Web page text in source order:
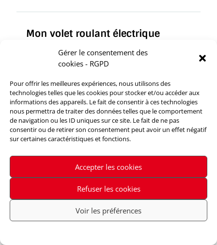
Gérer le consentement des
cookies - RGPD
Pour offrir les meilleures expériences, nous utilisons des
technologies telles que les cookies pour stocker et/ou accéder aux
informations des appareils. Le fait de consentir à ces technologies
nous permettra de traiter des données telles que le comportement
de navigation ou les ID uniques sur ce site. Le fait de ne pas
consentir ou de retirer son consentement peut avoir un effet négatif
sur certaines caractéristiques et fonctions.
Accepter les cookies
Refuser les cookies
Voir les préférences
Mon volet roulant électrique
est très lent et fait du bruit,
que puis-je faire ?
Peut-on remplacer un
moteur de volet roulant sans
démonter tout le volet ?
Quelle est la durée de vie
d’un moteur de volet roulant